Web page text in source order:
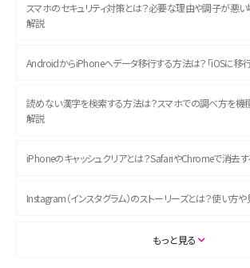
スマホのセキュリティ対策とは？必要な理由や調子が悪
解説
AndroidからiPhoneへデータ移行する方法は？「iOSに移
読めない漢字を検索する方法は？スマホでの調べ方を機
解説
iPhoneのキャッシュクリアとは？SafariやChromeで消去
Instagram（インスタグラム）のストーリーズとは？使い方
ASMRとは？初心者向けの代表ジャンルや楽しみ方を解説
もっと見る